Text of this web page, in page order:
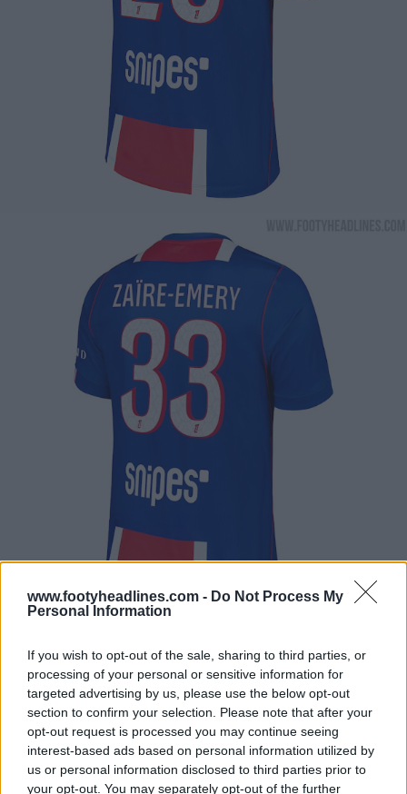
www.footyheadlines.com - Do Not Process My
Personal Information
If you wish to opt-out of the sale, sharing to third parties, or
processing of your personal or sensitive information for
targeted advertising by us, please use the below opt-out
section to confirm your selection. Please note that after your
opt-out request is processed you may continue seeing
interest-based ads based on personal information utilized by
us or personal information disclosed to third parties prior to
your opt-out. You may separately opt-out of the further